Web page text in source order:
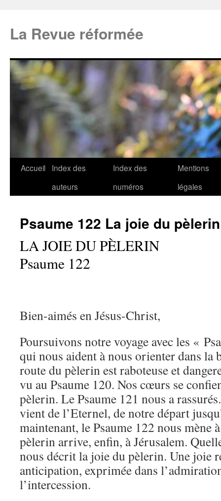
La Revue réformée
Accueil
Index des
auteurs
Index des
numéros
Mentions
légales
Psaume 122 La joie du pèlerin
LA JOIE DU PÈLERIN
Psaume 122
Bien-aimés en Jésus-Christ,
Poursuivons notre voyage avec les «
qui nous aident à nous orienter dans la
route du pèlerin est raboteuse et
vu au Psaume 120. Nos cœurs se
pèlerin. Le Psaume 121 nous a
vient de l’Eternel, de notre départ
maintenant, le Psaume 122 nous mène
pèlerin arrive, enfin, à Jérusalem.
nous décrit la joie du pèlerin. Une joie
anticipation, exprimée dans
l’intercession.